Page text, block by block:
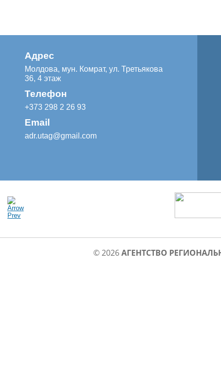
Адрес
Молдова, мун. Комрат, ул. Третьякова
36, 4 этаж
Телефон
+373 298 2 26 93
Email
adr.utag@gmail.com
© 2026АГЕНТСТВО